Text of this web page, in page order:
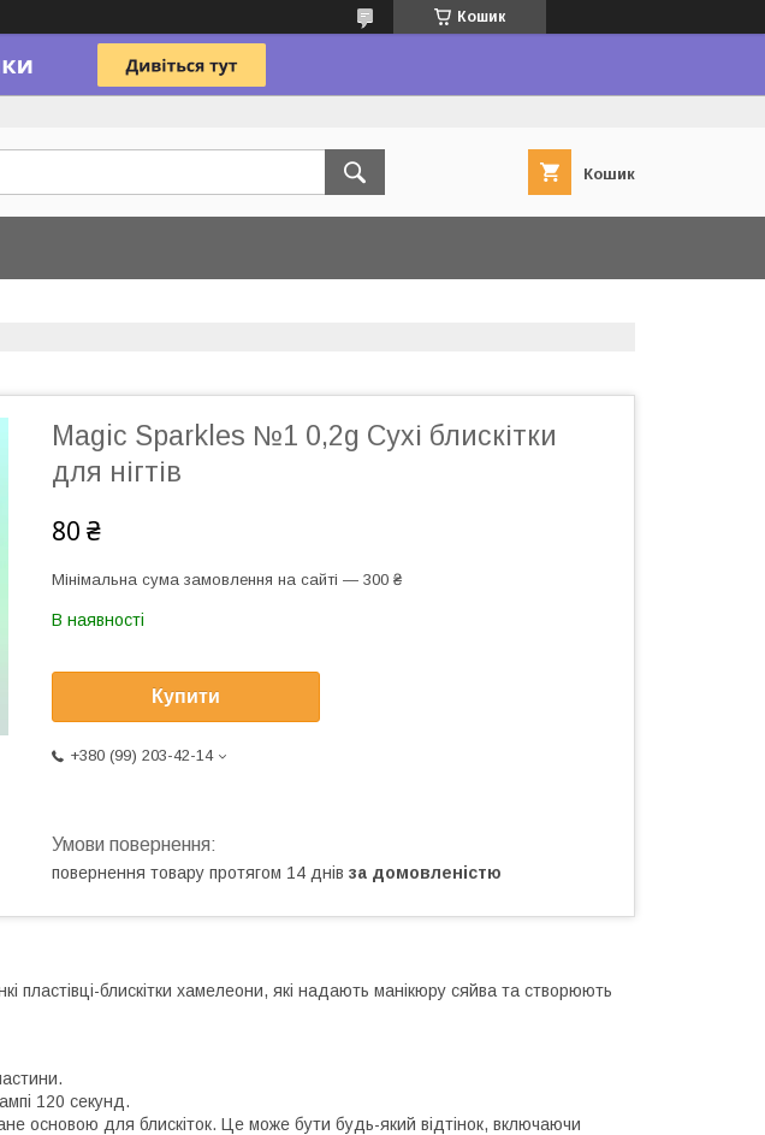
Кошик
Кошик
Magic Sparkles №1 0,2g Сухі блискітки
для нігтів
80 ₴
Мінімальна сума замовлення на сайті — 300 ₴
В наявності
Купити
+380 (99) 203-42-14
повернення товару протягом 14 днів за домовленістю
пластівці-блискітки хамелеони, які надають манікюру сяйва та створюють
120 секунд.
основою для блискіток. Це може бути будь-який відтінок, включаючи